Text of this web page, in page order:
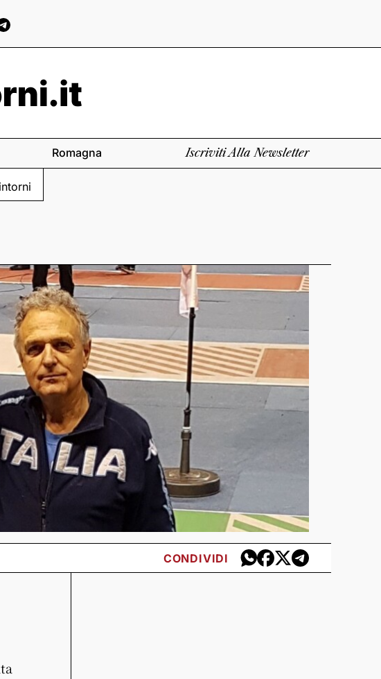
Romagna Iscriviti Alla Newsletter
CONDIVIDI